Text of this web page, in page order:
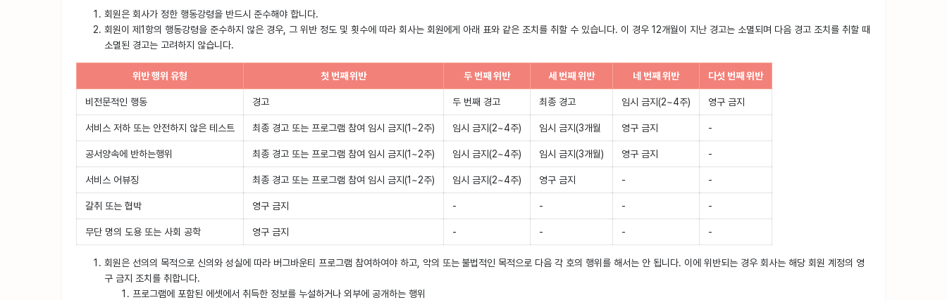
회원은 회사가 정한 행동강령을 반드시 준수해야 합니다.
회원이 제1항의 행동강령을 준수하지 않은 경우, 그 위반 정도 및 횟수에 따라 회사는 회원에게 아래 표와 같은 조치를 취할 수 있습니다. 이 경우 12개월이 지난 경고는 소멸되며 다음 경고 조치를 취할 때
소멸된 경고는 고려하지 않습니다.
위반 행위 유형 첫 번째 위반 두 번째 위반 세 번째 위반 네 번째 위반 다섯 번째 위반
비전문적인 행동 경고 두 번째 경고 최종 경고 임시 금지(2~4주) 영구 금지
서비스 저하 또는 안전하지 않은 테스트 최종 경고 또는 프로그램 참여 임시 금지(1~2주) 임시 금지(2~4주) 임시 금지(3개월 영구 금지 -
공서양속에 반하는행위 최종 경고 또는 프로그램 참여 임시 금지(1~2주) 임시 금지(2~4주) 임시 금지(3개월) 영구 금지 -
서비스 어뷰징 최종 경고 또는 프로그램 참여 임시 금지(1~2주) 임시 금지(2~4주) 영구 금지 - -
갈취 또는 협박 영구 금지 - - - -
무단 명의 도용 또는 사회 공학 영구 금지 - - - -
회원은 선의의 목적으로 신의와 성실에 따라 버그바운티 프로그램 참여하여야 하고, 악의 또는 불법적인 목적으로 다음 각 호의 행위를 해서는 안 됩니다. 이에 위반되는 경우 회사는 해당 회원 계정의 영
구 금지 조치를 취합니다.
프로그램에 포함된 에셋에서 취득한 정보를 누설하거나 외부에 공개하는 행위